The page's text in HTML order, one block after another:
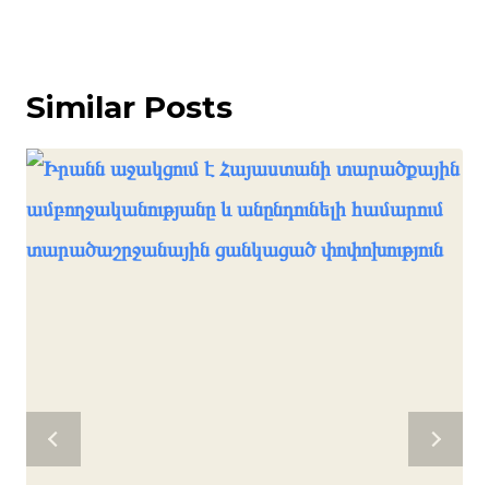
Similar Posts